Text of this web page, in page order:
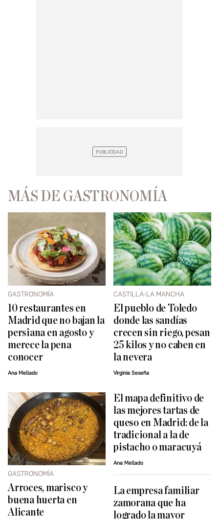
MÁS DE GASTRONOMÍA
GASTRONOMÍA
10 restaurantes en
Madrid que no bajan la
persiana en agosto y
merece la pena
conocer
Ana Mellado
CASTILLA-LA MANCHA
El pueblo de Toledo
donde las sandías
crecen sin riego, pesan
25 kilos y no caben en
la nevera
Virginia Seseña
GASTRONOMÍA
Arroces, marisco y
buena huerta en
Alicante
El mapa definitivo de
las mejores tartas de
queso en Madrid: de la
tradicional a la de
pistacho o maracuyá
Ana Mellado
La empresa familiar
zamorana que ha
logrado la mayor